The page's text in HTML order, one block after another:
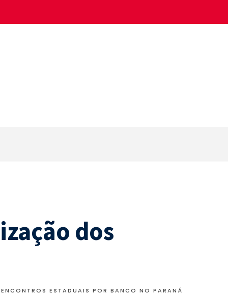
dos
ESTADUAIS POR BANCO NO PARANÁ